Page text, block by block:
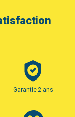
Garantie 2 ans